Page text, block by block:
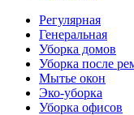
Регулярная
Генеральная
Уборка домов
Уборка после
Мытье окон
Эко-уборка
Уборка офисов